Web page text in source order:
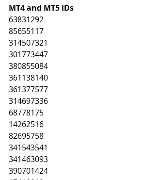
MT4 and MT5 IDs
63831292
85655117
314507321
301773447
380855084
361138140
361377577
314697336
68778175
14262516
82695758
341543541
341463093
390701424